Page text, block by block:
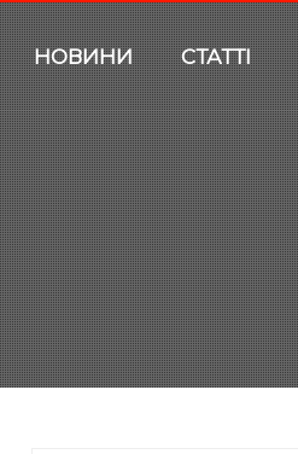
НОВИНИ СТАТТІ